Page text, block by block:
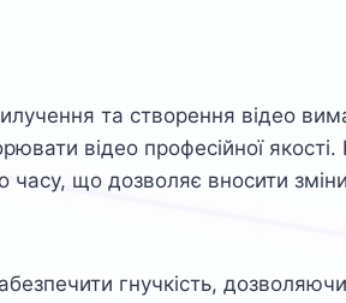
та створення відео
відео професійної
часу, що дозволяє вносити
гнучкість,